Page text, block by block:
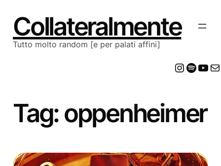
contenuto
Collateralmente
Tutto molto random [e per palati affini]
Tag:oppenheimer